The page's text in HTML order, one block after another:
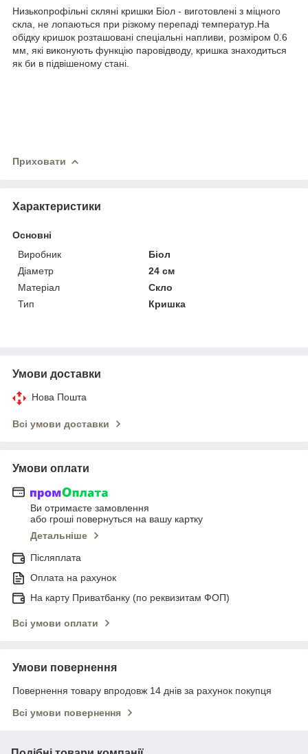
Низькопрофільні скляні кришки Біол - виготовлені з міцного
скла, не лопаються при різкому перепаді температур.На
обідку кришок розташовані спеціальні напливи, розміром 0.6
мм, які виконують функцію паровідводу, кришка знаходиться
як би в підвішеному стані.
Приховати
Характеристики
Основні
Виробник
Біол
Діаметр
24 см
Матеріал
Скло
Тип
Кришка
Умови доставки
Нова Пошта
Всі умови доставки
Умови оплати
Ви отримаєте замовлення
або гроші повернуться на вашу картку
Детальніше
Післяплата
Оплата на рахунок
На карту Приватбанку (по реквизитам ФОП)
Всі умови оплати
Умови повернення
Повернення товару впродовж 14 днів за рахунок покупця
Всі умови повернення